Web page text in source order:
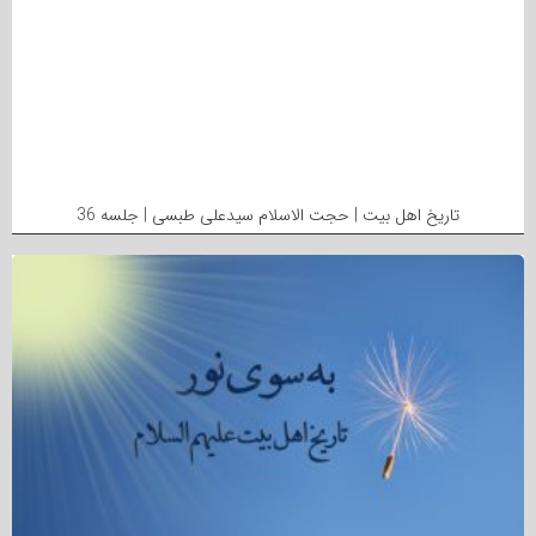
تاریخ اهل بیت | حجت الاسلام سیدعلی طبسی | جلسه 36